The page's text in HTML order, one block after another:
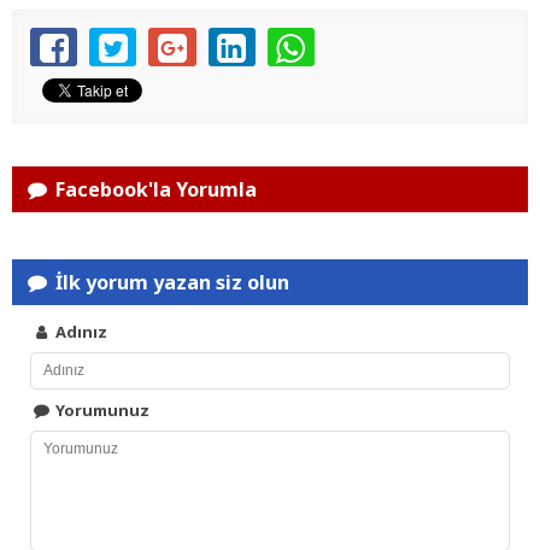
Facebook'la Yorumla
İlk yorum yazan siz olun
Adınız
Yorumunuz